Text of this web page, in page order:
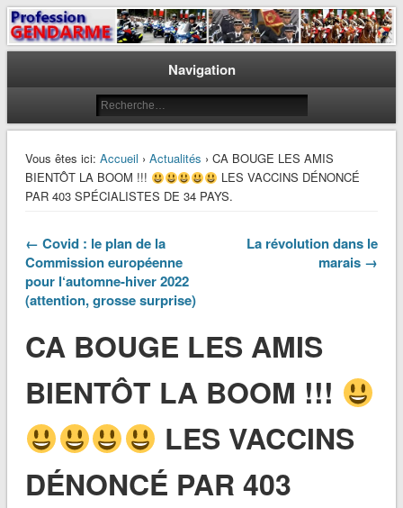
Profession Gendarme
Le journal des gendarmes
Navigation
Vous êtes ici: Accueil › Actualités › CA BOUGE LES AMIS
BIENTÔT LA BOOM !!!
LES VACCINS DÉNONCÉ
PAR 403 SPÉCIALISTES DE 34 PAYS.
← Covid : le plan de la
Commission européenne
pour l‘automne-hiver 2022
(attention, grosse surprise)
La révolution dans le
marais →
CA BOUGE LES AMIS
BIENTÔT LA BOOM !!!
LES VACCINS
DÉNONCÉ PAR 403